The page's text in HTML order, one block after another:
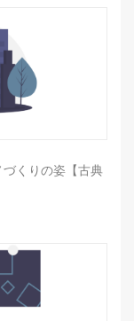
づくりの姿【古典